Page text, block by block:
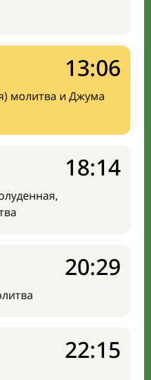
молитва и Джума
13:06
18:14
20:29
22:15